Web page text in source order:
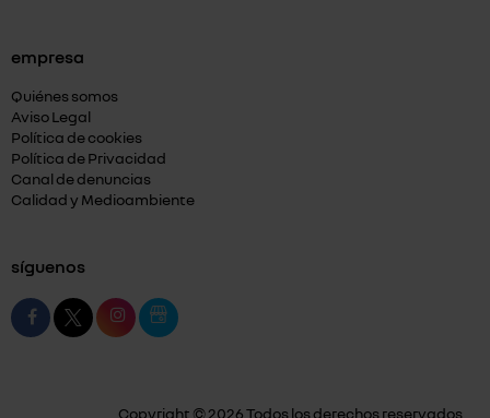
empresa
Quiénes somos
Aviso Legal
Política de cookies
Política de Privacidad
Canal de denuncias
Calidad y Medioambiente
síguenos
Copyright © 2026 Todos los derechos reservados